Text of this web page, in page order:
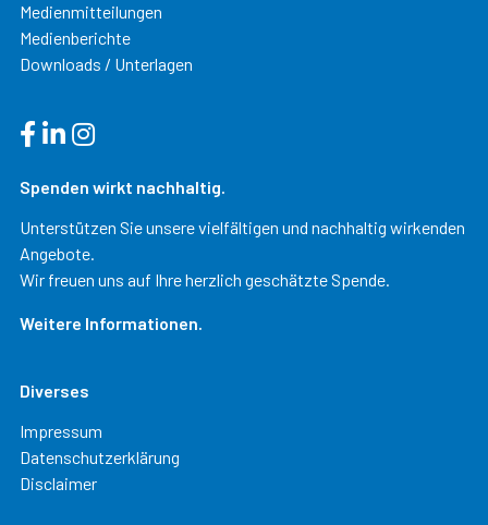
Medienmitteilungen
Medienberichte
Downloads / Unterlagen
Spenden wirkt nachhaltig.
Unterstützen Sie unsere vielfältigen und nachhaltig wirkenden
Angebote.
Wir freuen uns auf Ihre herzlich geschätzte Spende.
Weitere Informationen.
Diverses
Impressum
Datenschutzerklärung
Disclaimer